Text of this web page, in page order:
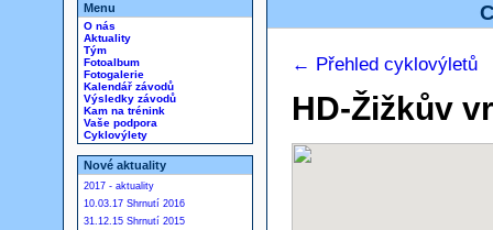
Menu
O nás
Aktuality
Tým
Fotoalbum
Fotogalerie
Kalendář závodů
Výsledky závodů
Kam na trénink
Vaše podpora
Cyklovýlety
Nové aktuality
2017 - aktuality
10.03.17 Shrnutí 2016
31.12.15 Shrnutí 2015
← Přehled cyklovýletů
HD-Žižkův